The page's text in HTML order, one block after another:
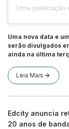
Uma nova data e
serão divulgados
ainda na última
Leia Mais
Edcity anuncia
20 anos de